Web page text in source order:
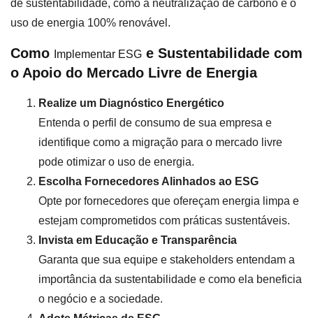
de sustentabilidade, como a neutralização de carbono e o
uso de energia 100% renovável.
Como Implementar ESG e Sustentabilidade com
o Apoio do Mercado Livre de Energia
Realize um Diagnóstico Energético
Entenda o perfil de consumo de sua empresa e
identifique como a migração para o mercado livre
pode otimizar o uso de energia.
Escolha Fornecedores Alinhados ao ESG
Opte por fornecedores que ofereçam energia limpa e
estejam comprometidos com práticas sustentáveis.
Invista em Educação e Transparência
Garanta que sua equipe e stakeholders entendam a
importância da sustentabilidade e como ela beneficia
o negócio e a sociedade.